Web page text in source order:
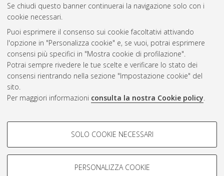
Se chiudi questo banner continuerai la navigazione solo con i
cookie necessari.
Puoi esprimere il consenso sui cookie facoltativi attivando
l'opzione in "Personalizza cookie" e, se vuoi, potrai esprimere
consensi più specifici in "Mostra cookie di profilazione".
Potrai sempre rivedere le tue scelte e verificare lo stato dei
consensi rientrando nella sezione "Impostazione cookie" del
sito.
Per maggiori informazioni consulta la nostra Cookie policy.
COOKIE DI PROFILAZIONE -
Si tratta di cookie utilizzati per analizzare le caratteristiche della
navigazione degli utenti, creare profili in base al loro comportamento
SOLO COOKIE NECESSARI
PERSONALIZZA COOKIE
Atom
Rss 1.0
Rss 2.0
AMS Laurea
Impostazioni Cookie
Informativa sulla privacy
Condizioni d’uso del sito